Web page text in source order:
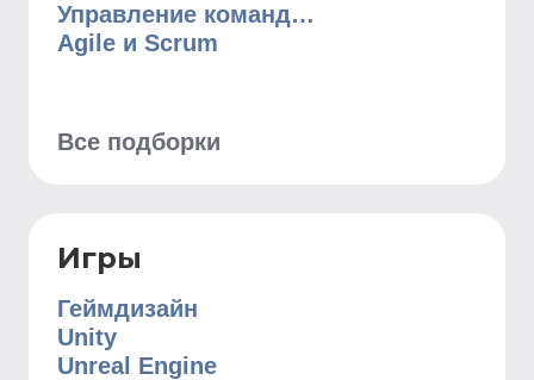
Управление командами
Agile и Scrum
Все подборки
Игры
Геймдизайн
Unity
Unreal Engine